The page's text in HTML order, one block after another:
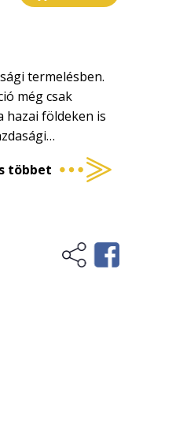
termelésben.
még csak
hazai földeken is
akiket
többet